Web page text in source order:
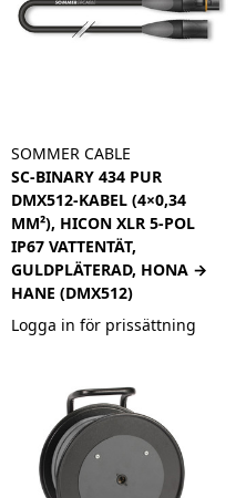
SOMMER CABLE
SC-BINARY 434 PUR
DMX512-KABEL (4×0,34
MM²), HICON XLR 5-POL
IP67 VATTENTÄT,
GULDPLÄTERAD, HONA →
HANE (DMX512)
Logga in för prissättning